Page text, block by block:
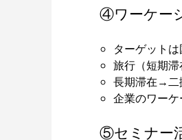
④ワーケー
ターゲット
旅行（短期
長期滞在→
企業のワー
⑤セミナー